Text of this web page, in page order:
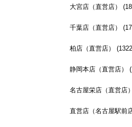
大宮店（直営店）
千葉店（直営店）
柏店（直営店）
静岡本店（直営店）
名古屋栄店（直営店
直営店（名古屋駅前